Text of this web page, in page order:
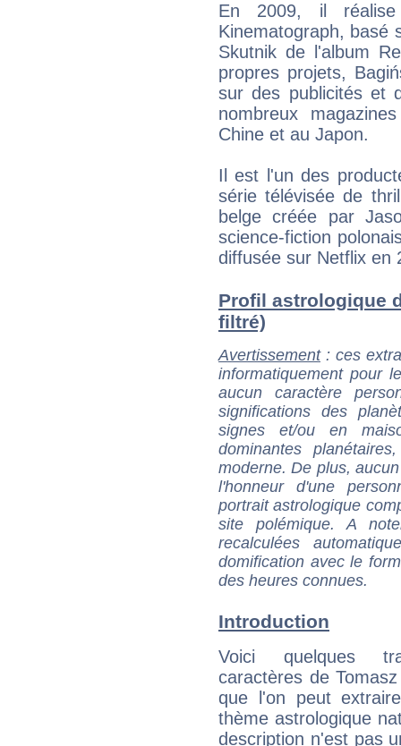
En 2009, il
Kinematograph, basé
Skutnik de l'album
propres projets,
sur des publicités et
nombreux
Chine et au Japon.
Il est l'un des
série télévisée de
belge créée par
science-fiction
diffusée sur Netflix en
Profil astrologique
filtré)
Avertissement: ces
informatiquement pour
aucun caractère
significations des
signes et/ou en
dominantes
moderne. De plus,
l'honneur d'une
portrait astrologique
site polémique. A
recalculées
domification avec le
des heures connues.
Introduction
Voici quelques
caractères de
que l'on peut
thème astrologique
description n'est pas